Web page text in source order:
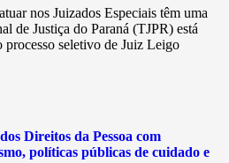
nos Juizados Especiais têm uma
de Justiça do Paraná (TJPR) está
processo seletivo de Juiz Leigo
Direitos da Pessoa com
políticas públicas de cuidado e